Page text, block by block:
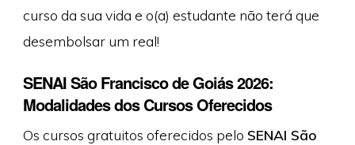
curso da sua vida e o(a) estudante não terá que
desembolsar um real!
SENAI São Francisco de Goiás 2026:
Modalidades dos Cursos Oferecidos
Os cursos gratuitos oferecidos pelo SENAI São